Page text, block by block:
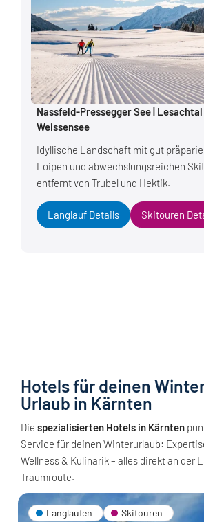
Nassfeld-Pressegger See | Lesachtal |
Weissensee
Idyllische Landschaft mit gut
Loipen und abwechslungsreichen
entfernt von Trubel und Hektik.
Langlauf Details Skitouren
Hotels für deinen
Urlaub in Kärnten
Die spezialisierten Hotels in Kärnten
Service für deinen Winterurlaub:
Wellness & Kulinarik – alles direkt an der
Traumroute.
Langlaufen Skitouren